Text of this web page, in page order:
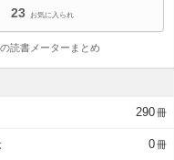
23 お気に入られ
読書メーターまとめ
290冊
0冊